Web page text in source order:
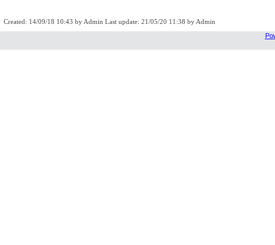
Created: 14/09/18 10:43 by Admin Last update: 21/05/20 11:38 by Admin